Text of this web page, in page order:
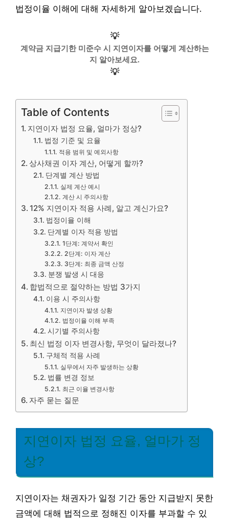
법정이율 이해에 대해 자세하게 알아보겠습니다.
💡
계약금 지급기한 미준수 시 지연이자를 어떻게 계산하는
지 알아보세요.
💡
Table of Contents
지연이자 법정 요율, 얼마가 정상?
법정 기준 및 요율
적용 범위 및 예외사항
상사채권 이자 계산, 어떻게 할까?
단계별 계산 방법
실제 계산 예시
계산 시 주의사항
12% 지연이자 적용 사례, 알고 계신가요?
법정이율 이해
단계별 이자 적용 방법
1단계: 계약서 확인
2단계: 이자 계산
3단계: 최종 금액 산정
분쟁 발생 시 대응
합법적으로 절약하는 방법 3가지
이용 시 주의사항
지연이자 발생 상황
법정이율 이해 부족
시기별 주의사항
최신 법정 이자 변경사항, 무엇이 달라졌나?
구체적 적용 사례
실무에서 자주 발생하는 상황
법률 변경 정보
최근 이율 변경사항
자주 묻는 질문
지연이자 법정 요율, 얼마가 정
상?
지연이자는 채권자가 일정 기간 동안 지급받지 못한
금액에 대해 법적으로 정해진 이자를 부과할 수 있